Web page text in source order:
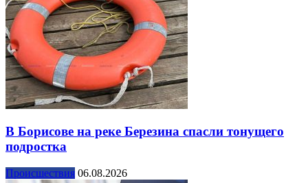
В Борисове на реке Березина спасли тонущего
подростка
Происшествия 06.08.2026